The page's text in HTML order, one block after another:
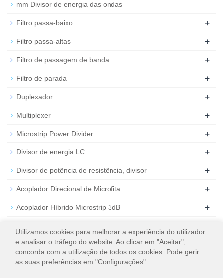
mm Divisor de energia das ondas
Filtro passa-baixo +
Filtro passa-altas +
Filtro de passagem de banda +
Filtro de parada +
Duplexador +
Multiplexer +
Microstrip Power Divider +
Divisor de energia LC +
Divisor de potência de resistência, divisor +
Acoplador Direcional de Microfita +
Acoplador Híbrido Microstrip 3dB +
Carga de RF coaxial
Utilizamos cookies para melhorar a experiência do utilizador
e analisar o tráfego do website. Ao clicar em "Aceitar",
concorda com a utilização de todos os cookies. Pode gerir
as suas preferências em "Configurações".